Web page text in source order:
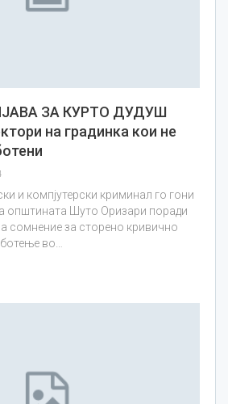
ЗА КУРТО ДУДУШ
на градинка кои не
и компјутерски криминал го гони
општината Шуто Оризари поради
сомнение за сторено кривично
во…